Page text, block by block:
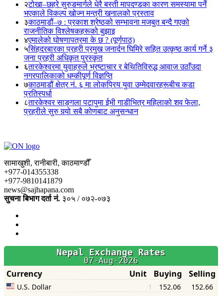
२टोखा–छहरे सुरुङमार्गले धेरै बस्ती मापदण्डका कारण समस्यामा पर्ने
भएकाले विकल्प खोज्न मन्त्री खनालको प्रस्ताव
३काठमाडौं–७ : प्रकाश श्रेष्ठको सम्भावना मजबुत बन्दै गएको
राजनीतिक विश्लेषकहरूको बुझाइ
४एमालेको घोषणापत्रमा के छ ? (पूर्णपाठ)
५सिंहदरबारका प्रहरी प्रमुख जनार्दन घिमिरे सहित उत्कृष्ठ कार्य गर्ने ३
जना प्रहरी अधिकृत पुरस्कृत
६तारकेश्वरमा युवाहरुले भ्रष्टाचार र बेथितिविरुद्ध आवाज उठाँउदा
नगरपालिकाको धम्कीपूर्ण विज्ञप्ति
७काठमाडौं क्षेत्र नं. ६ मा लोकप्रिय युवा उम्मेदवारहरूबीच कडा
प्रतिस्पर्धा
८तारकेश्वर साङ्गला पटापुमा ईभी गाडीभित्र महिलाको शव फेला,
प्रहरीले सुरु गर्‍यो सबै कोणबाट अनुसन्धान
सामाखुशी, रानीबारी, काठमाण्डौँ
+977-014355338
+977-9810141879
news@sajhapana.com
सुचना बिभाग दर्ता नं. ३०५ / ०७२-०७३